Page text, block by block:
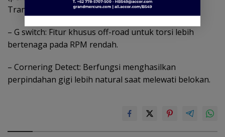
Transmission.
– G switch: Fitur khusus off-road untuk torsi lebih
bertenaga pada RPM rendah.
– ⁠Cornering Detect: Berfungsi menghasilkan
perpindahan gigi lebih natural saat melewati belokan.